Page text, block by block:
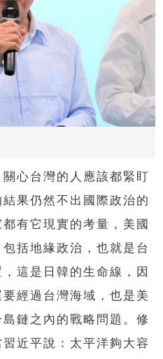
心台灣的人應該都緊盯
果仍然不出國際政治的
有它現實的考量，美國
括地緣政治，也就是台
這是日韓的生命線，因
經過台灣海域，也是美
鏈之內的戰略問題。修
近平說：太平洋夠大容